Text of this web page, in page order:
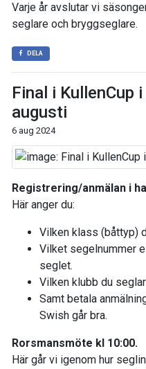
Varje år avslutar vi
seglare och bryggseglare.
DELA
Final i KullenCup
augusti
6 aug 2024
Registrering/anmälan i
Här anger du:
Vilken klass (båttyp)
Vilket segelnummer
seglet.
Vilken klubb du
Samt betala
Swish går bra.
Rorsmansmöte kl 10:00.
Här går vi igenom hur